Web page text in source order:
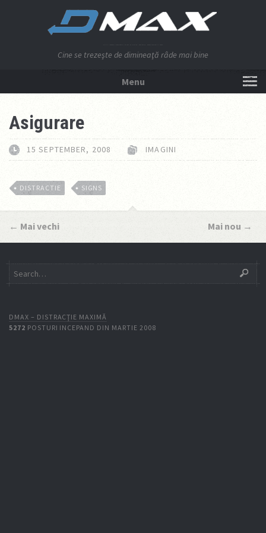
Cine se trezeşte de dimineaţă râde mai bine
Menu
Asigurare
15 SEPTEMBER, 2008 IMAGINI
DISTRACTIE SIGNS
← Mai vechi Mai nou →
DMAX – DISTRACŢIE MAXIMĂ
5272 POSTURI INCEPAND DIN MARTIE 2008